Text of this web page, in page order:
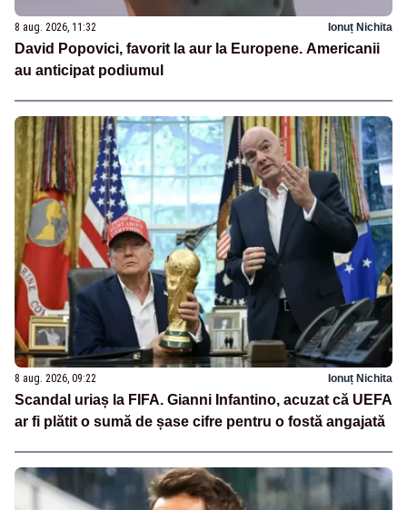
8 aug. 2026, 11:32 Ionuț Nichita
David Popovici, favorit la aur la Europene. Americanii
au anticipat podiumul
8 aug. 2026, 09:22 Ionuț Nichita
Scandal uriaș la FIFA. Gianni Infantino, acuzat că UEFA
ar fi plătit o sumă de șase cifre pentru o fostă angajată